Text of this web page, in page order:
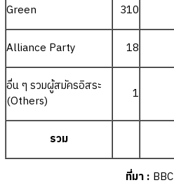
Green 310
Alliance Party 18
อื่น ๆ รวมผู้สมัครอิสระ
(Others)
1
รวม
ที่มา : BBC